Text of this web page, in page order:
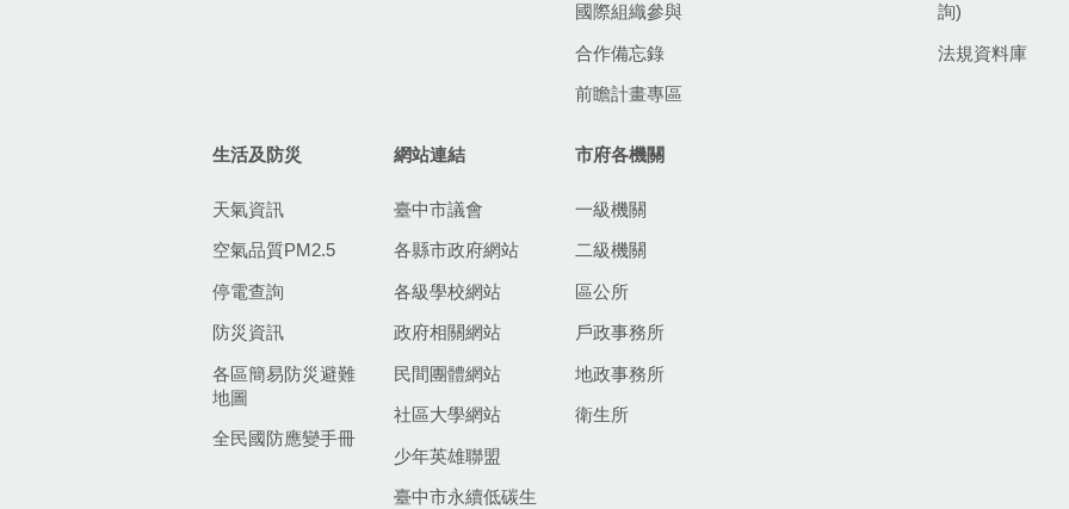
國際組織參與
合作備忘錄
前瞻計畫專區
詢)
法規資料庫
生活及防災
天氣資訊
空氣品質PM2.5
停電查詢
防災資訊
各區簡易防災避難
地圖
全民國防應變手冊
網站連結
臺中市議會
各縣市政府網站
各級學校網站
政府相關網站
民間團體網站
社區大學網站
少年英雄聯盟
臺中市永續低碳生
市府各機關
一級機關
二級機關
區公所
戶政事務所
地政事務所
衛生所